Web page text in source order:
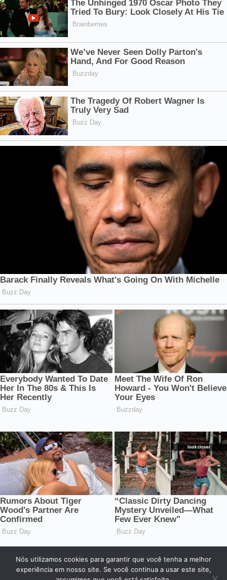
© 2026 Central dos Famosos. Todos os direitos reservados.
Nós utilizamos cookies para garantir que você tenha a melhor
experiência em nosso site. Se você continua a usar este site,